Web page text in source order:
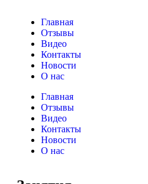
Главная
Отзывы
Видео
Контакты
Новости
О нас
Главная
Отзывы
Видео
Контакты
Новости
О нас